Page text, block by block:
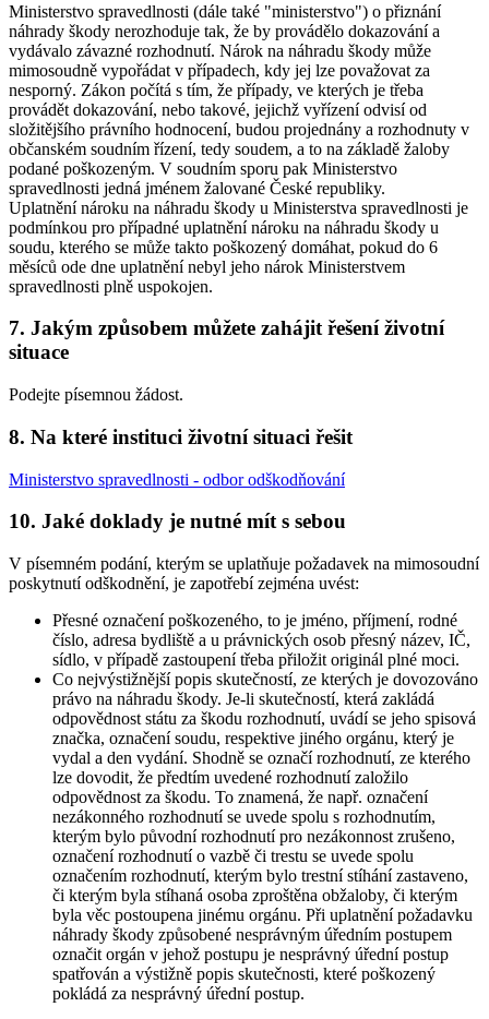
Ministerstvo spravedlnosti (dále také "ministerstvo") o přiznání
náhrady škody nerozhoduje tak, že by provádělo dokazování a
vydávalo závazné rozhodnutí. Nárok na náhradu škody může
mimosoudně vypořádat v případech, kdy jej lze považovat za
nesporný. Zákon počítá s tím, že případy, ve kterých je třeba
provádět dokazování, nebo takové, jejichž vyřízení odvisí od
složitějšího právního hodnocení, budou projednány a rozhodnuty v
občanském soudním řízení, tedy soudem, a to na základě žaloby
podané poškozeným. V soudním sporu pak Ministerstvo
spravedlnosti jedná jménem žalované České republiky.
Uplatnění nároku na náhradu škody u Ministerstva spravedlnosti je
podmínkou pro případné uplatnění nároku na náhradu škody u
soudu, kterého se může takto poškozený domáhat, pokud do 6
měsíců ode dne uplatnění nebyl jeho nárok Ministerstvem
spravedlnosti plně uspokojen.
7. Jakým způsobem můžete zahájit řešení životní
situace
Podejte písemnou žádost.
8. Na které instituci životní situaci řešit
Ministerstvo spravedlnosti - odbor odškodňování
10. Jaké doklady je nutné mít s sebou
V písemném podání, kterým se uplatňuje požadavek na mimosoudní
poskytnutí odškodnění, je zapotřebí zejména uvést:
Přesné označení poškozeného, to je jméno, příjmení, rodné
číslo, adresa bydliště a u právnických osob přesný název, IČ,
sídlo, v případě zastoupení třeba přiložit originál plné moci.
Co nejvýstižnější popis skutečností, ze kterých je dovozováno
právo na náhradu škody. Je-li skutečností, která zakládá
odpovědnost státu za škodu rozhodnutí, uvádí se jeho spisová
značka, označení soudu, respektive jiného orgánu, který je
vydal a den vydání. Shodně se označí rozhodnutí, ze kterého
lze dovodit, že předtím uvedené rozhodnutí založilo
odpovědnost za škodu. To znamená, že např. označení
nezákonného rozhodnutí se uvede spolu s rozhodnutím,
kterým bylo původní rozhodnutí pro nezákonnost zrušeno,
označení rozhodnutí o vazbě či trestu se uvede spolu
označením rozhodnutí, kterým bylo trestní stíhání zastaveno,
či kterým byla stíhaná osoba zproštěna obžaloby, či kterým
byla věc postoupena jinému orgánu. Při uplatnění požadavku
náhrady škody způsobené nesprávným úředním postupem
označit orgán v jehož postupu je nesprávný úřední postup
spatřován a výstižně popis skutečnosti, které poškozený
pokládá za nesprávný úřední postup.